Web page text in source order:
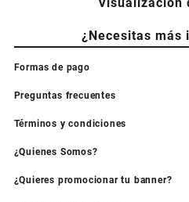
¿Necesitas más
Formas de pago
Preguntas frecuentes
Términos y condiciones
¿Quienes Somos?
¿Quieres promocionar tu banner?